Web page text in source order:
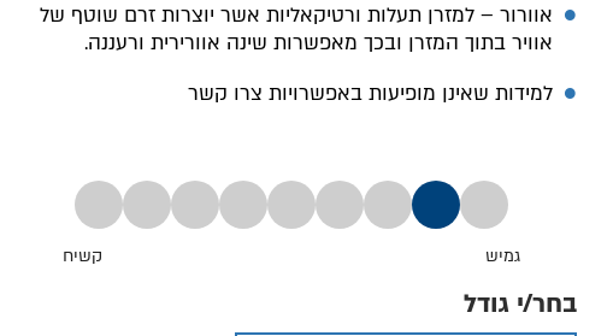
אוורור – למזרן תעלות ורטיקאליות אשר יוצרות זרם שוטף של
אוויר בתוך המזרן ובכך מאפשרות שינה אוורירית ורעננה.
למידות שאינן מופיעות באפשרויות צרו קשר
גמיש קשיח
בחר/י גודל